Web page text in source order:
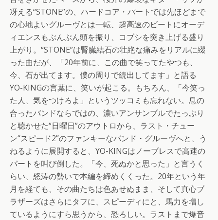
冴える“STONE”の、ハードコア・パートでは先ほどまで
の心地よいグルーヴとは一転、超高速のビートにオーデ
ィエンスもぶんぶん頭を振り、コブシを突き上げる盛り
上がり。“STONE”は腎臓結石の壮絶な痛みをリアルに綴
った曲だが、「20年前に、この曲で笑ってたやつも、
今、石が出てます。僕の周りで続出してます」と語る
YO-KINGの言葉に、笑いが起こる。もちろん、「今笑っ
た人、気をつけろよ」というツッコミも忘れない。息の
合ったバンドならではの、濃いアンサンブルでたっぷり
と聴かせた“日曜日”のアウトロから、ラスト・チュー
ン“スピード2”のファンキーなバンド・グルーヴへと、う
ねるように展開すると、YO-KINGはノーブレスで高速の
パートを叫び倒した。「今、死ぬかと思った」と言うく
らい、怒涛の勢いで本編を締めくくった。20年という年
月を経ても、その曲たちは色あせぬまま、そして真心ブ
ラザーズはさらにタフに、スピーディにと、馬力を増し
ているようにすら思うから、恐ろしい。ラストまで爆音